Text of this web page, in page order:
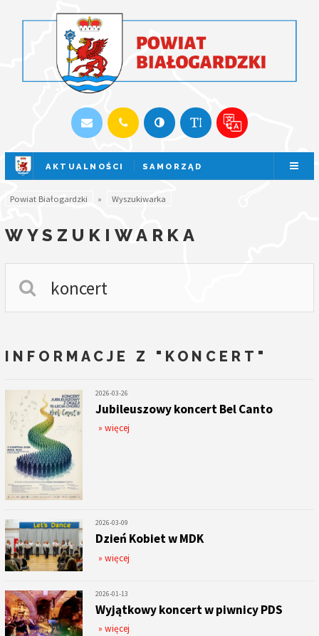
AKTUALNOŚCI SAMORZĄD
Powiat Białogardzki » Wyszukiwarka
WYSZUKIWARKA
INFORMACJE Z "KONCERT"
2026-03-26
Jubileuszowy koncert Bel Canto
» więcej
2026-03-09
Dzień Kobiet w MDK
» więcej
2026-01-13
Wyjątkowy koncert w piwnicy PDS
» więcej